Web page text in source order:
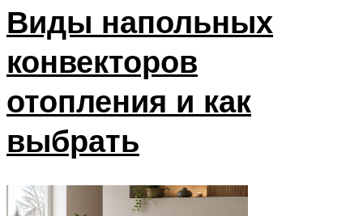
Виды напольных
конвекторов
отопления и как
выбрать